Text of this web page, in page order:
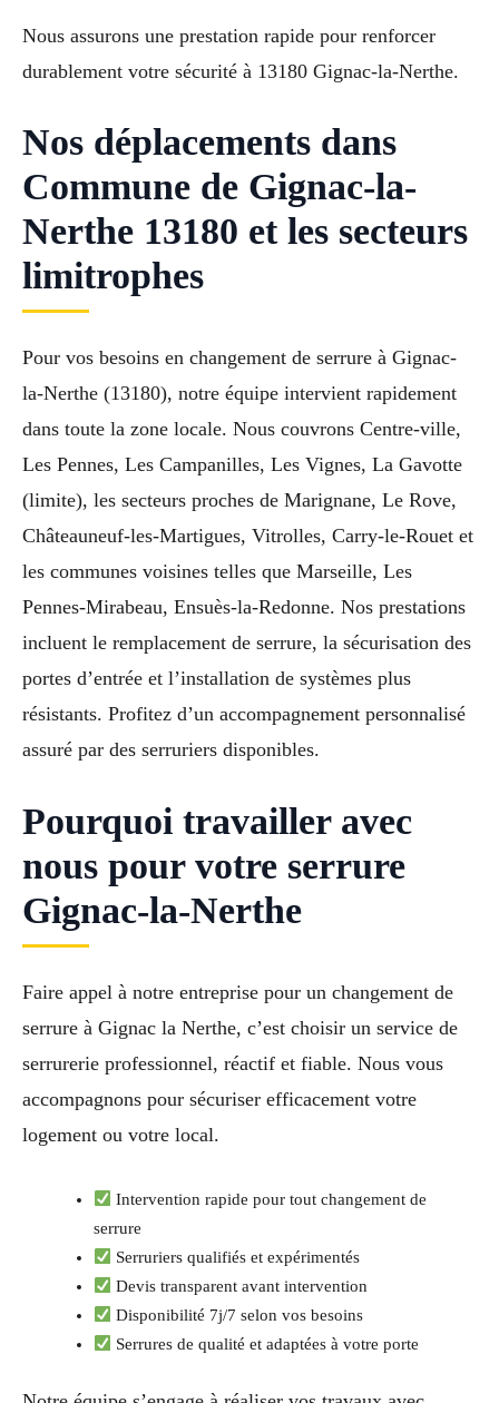
Nous assurons une prestation rapide pour renforcer
durablement votre sécurité à 13180 Gignac-la-Nerthe.
Nos déplacements dans
Commune de Gignac-la-
Nerthe 13180 et les secteurs
limitrophes
Pour vos besoins en changement de serrure à Gignac-
la-Nerthe (13180), notre équipe intervient rapidement
dans toute la zone locale. Nous couvrons Centre-ville,
Les Pennes, Les Campanilles, Les Vignes, La Gavotte
(limite), les secteurs proches de Marignane, Le Rove,
Châteauneuf-les-Martigues, Vitrolles, Carry-le-Rouet et
les communes voisines telles que Marseille, Les
Pennes-Mirabeau, Ensuès-la-Redonne. Nos prestations
incluent le remplacement de serrure, la sécurisation des
portes d’entrée et l’installation de systèmes plus
résistants. Profitez d’un accompagnement personnalisé
assuré par des serruriers disponibles.
Pourquoi travailler avec
nous pour votre serrure
Gignac-la-Nerthe
Faire appel à notre entreprise pour un changement de
serrure à Gignac la Nerthe, c’est choisir un service de
serrurerie professionnel, réactif et fiable. Nous vous
accompagnons pour sécuriser efficacement votre
logement ou votre local.
Intervention rapide pour tout changement de
serrure
Serruriers qualifiés et expérimentés
Devis transparent avant intervention
Disponibilité 7j/7 selon vos besoins
Serrures de qualité et adaptées à votre porte